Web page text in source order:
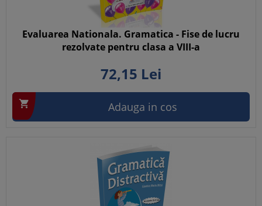
Evaluarea Nationala. Gramatica - Fise de lucru
rezolvate pentru clasa a VIII-a
72,15 Lei
 Adauga in cos